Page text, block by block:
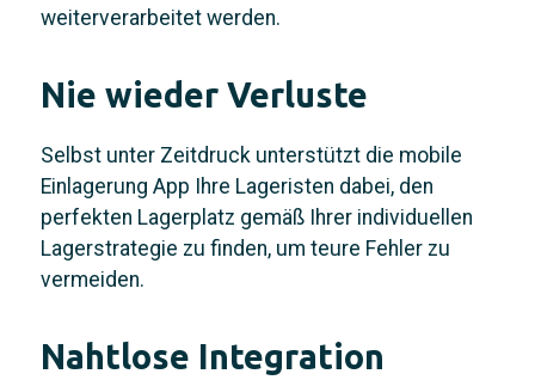
weiterverarbeitet werden.
Nie wieder Verluste
Selbst unter Zeitdruck unterstützt die mobile
Einlagerung App Ihre Lageristen dabei, den
perfekten Lagerplatz gemäß Ihrer individuellen
Lagerstrategie zu finden, um teure Fehler zu
vermeiden.
Nahtlose Integration